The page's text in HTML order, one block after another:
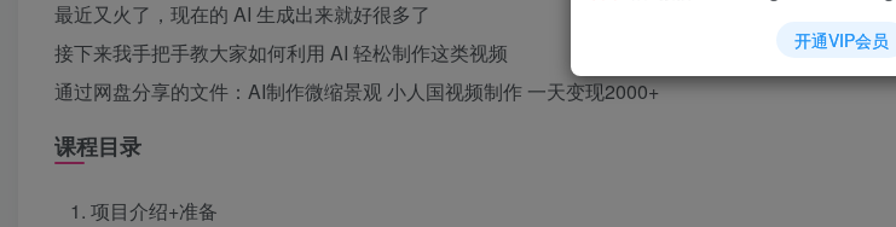
最近又火了，现在的 AI 生成出来就好很多了
接下来我手把手教大家如何利用 AI 轻松制作这类视频
通过网盘分享的文件：AI制作微缩景观 小人国视频制作 一天变现2000+
课程目录
项目介绍+准备
开通VIP会员